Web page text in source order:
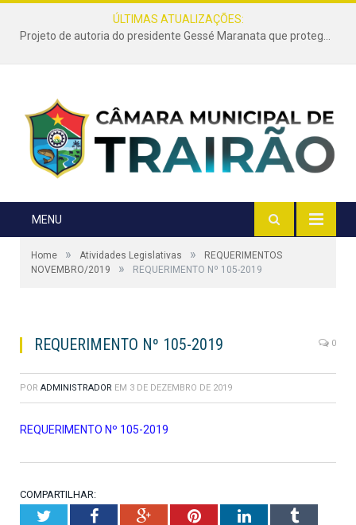
ÚLTIMAS ATUALIZAÇÕES:
Projeto de autoria do presidente Gessé Maranata que protege as estradas vicinais de Trairão é transformado em lei
MENU
Home » Atividades Legislativas »
REQUERIMENTOS
NOVEMBRO/2019
» REQUERIMENTO Nº 105-2019
REQUERIMENTO Nº 105-2019 0
POR ADMINISTRADOR EM 3 DE DEZEMBRO DE 2019
REQUERIMENTO Nº 105-2019
COMPARTILHAR:
TwitterFacebookGoogle+PinterestLinkedInTumblr